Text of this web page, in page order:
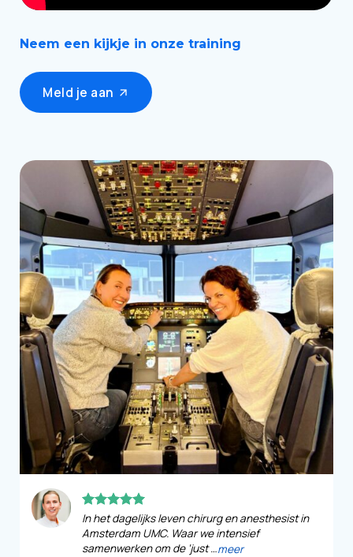
Neem een kijkje in onze training
Meld je aan
In het dagelijks leven chirurg en anesthesist in
Amsterdam UMC. Waar we intensief
samenwerken om de ‘just …meer